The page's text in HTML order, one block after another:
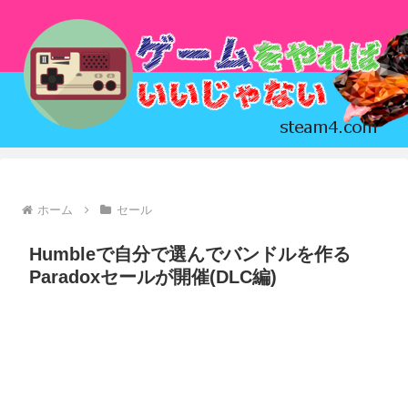
ホーム セール
Humbleで自分で選んでバンドルを作る
Paradoxセールが開催(DLC編)